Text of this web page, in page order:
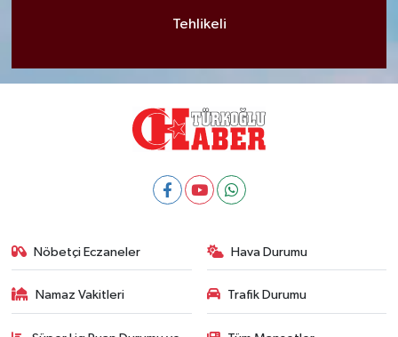
Tehlikeli
Nöbetçi Eczaneler Hava Durumu
Namaz Vakitleri Trafik Durumu